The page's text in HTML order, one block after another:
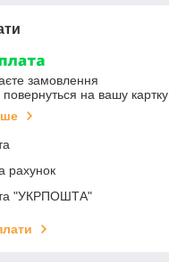
замовлення
повернуться на вашу картку
рахунок
"УКРПОШТА"